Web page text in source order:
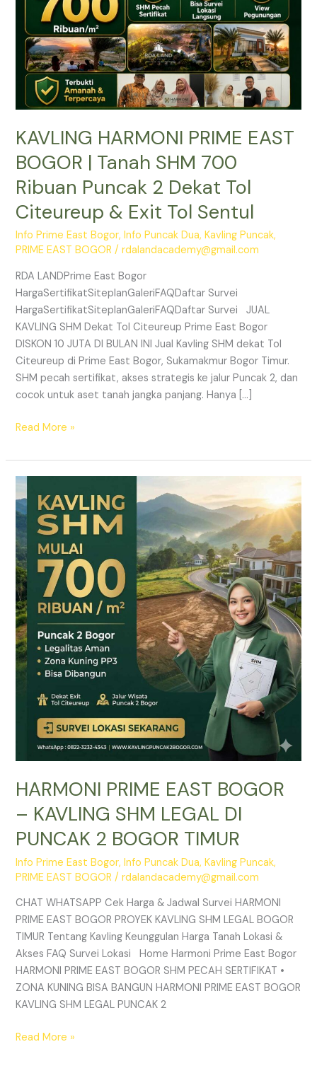
KAVLING HARMONI PRIME EAST
BOGOR | Tanah SHM 700
Ribuan Puncak 2 Dekat Tol
Citeureup & Exit Tol Sentul
Info Prime East Bogor,Info Puncak Dua,Kavling Puncak,
PRIME EAST BOGOR /rdalandacademy@gmail.com
RDA LANDPrime East Bogor
HargaSertifikatSiteplanGaleriFAQDaftar Survei
HargaSertifikatSiteplanGaleriFAQDaftar Survei JUAL
KAVLING SHM Dekat Tol Citeureup Prime East Bogor
DISKON 10 JUTA DI BULAN INI Jual Kavling SHM dekat Tol
Citeureup di Prime East Bogor, Sukamakmur Bogor Timur.
SHM pecah sertifikat, akses strategis ke jalur Puncak 2, dan
cocok untuk aset tanah jangka panjang. Hanya […]
700
Ribuan
Puncak
Dekat
Citeureup
Exit
Tol
Read More »
HARMONI PRIME EAST BOGOR
– KAVLING SHM LEGAL DI
PUNCAK 2 BOGOR TIMUR
Info Prime East Bogor,Info Puncak Dua,Kavling Puncak,
PRIME EAST BOGOR /rdalandacademy@gmail.com
CHAT WHATSAPP Cek Harga & Jadwal Survei HARMONI
PRIME EAST BOGOR PROYEK KAVLING SHM LEGAL BOGOR
TIMUR Tentang Kavling Keunggulan Harga Tanah Lokasi &
Akses FAQ Survei Lokasi Home Harmoni Prime East Bogor
HARMONI PRIME EAST BOGOR SHM PECAH SERTIFIKAT •
ZONA KUNING BISA BANGUN HARMONI PRIME EAST BOGOR
KAVLING SHM LEGAL PUNCAK 2
HARMONI
PRIME
EAST
BOGOR
–
KAVLING
SHM
LEGAL
DI
PUNCAK
2
BOGOR
Read More »